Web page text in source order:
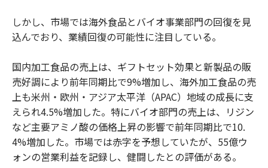
しかし、市場では海外食品とバイオ事業部門の回復を見
込んでおり、業績回復の可能性に注目している。
国内加工食品の売上は、ギフトセット効果と新製品の販
売好調により前年同期比で9%増加し、海外加工食品の売
上も米州・欧州・アジア太平洋（APAC）地域の成長に支
えられ4.5%増加した。特にバイオ部門の売上は、リジン
など主要アミノ酸の価格上昇の影響で前年同期比で10.
4%増加した。市場では赤字を予想していたが、55億ウ
ォンの営業利益を記録し、健闘したとの評価がある。